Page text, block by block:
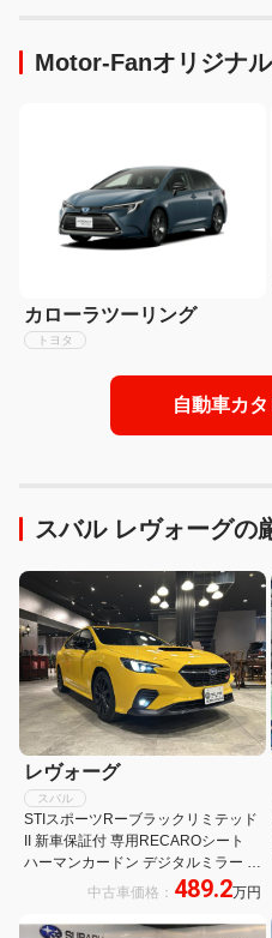
Motor-Fanオリジナ
カローラツーリング
トヨタ
自動車カ
スバル レヴォーグの
レヴォーグ
スバル
STIスポーツRーブラックリミテッド
II 新車保証付 専用RECAROシート
ハーマンカードン デジタルミラー 全
方位モニター 18インチマットブラッ
ラスエードシート アイサイトX 限定
中古車価格： 489.2万円